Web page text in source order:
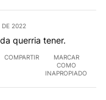
DE 2022
querria tener.
COMPARTIR
MARCAR
COMO
INAPROPIADO